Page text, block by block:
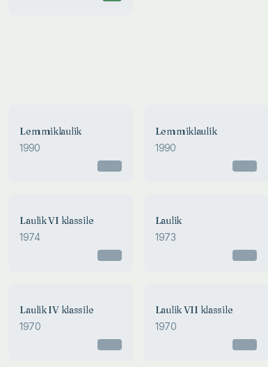
Lemmiklaulik
1990
Lemmiklaulik
1990
Laulik VI klassile
1974
Laulik
1973
Laulik IV klassile
1970
Laulik VII klassile
1970